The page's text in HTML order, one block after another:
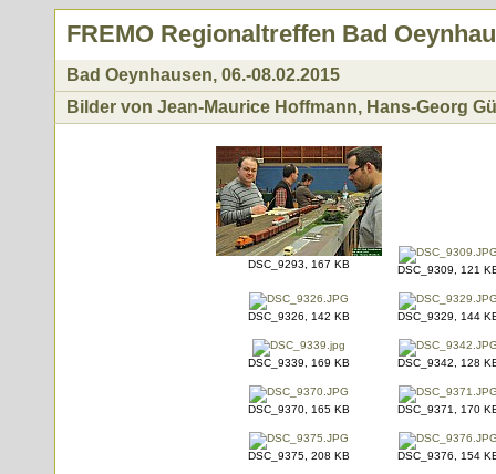
FREMO Regionaltreffen Bad
Bad Oeynhausen, 06.-08.02.2015
Bilder von Jean-Maurice Hoffmann, Hans-Georg
DSC_9293, 167 KB DSC_9309, 121
DSC_9326, 142 KB DSC_9329, 144
DSC_9339, 169 KB DSC_9342, 128
DSC_9370, 165 KB DSC_9371, 170
DSC_9375, 208 KB DSC_9376, 154